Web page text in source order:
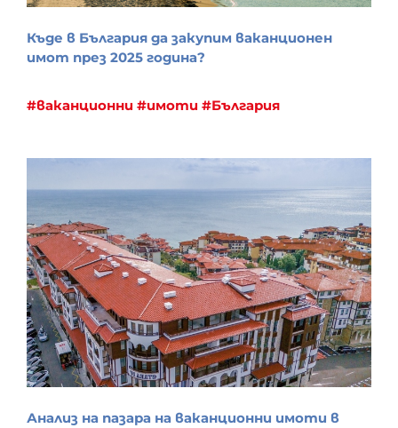
Къде в България да закупим ваканционен
имот през 2025 година?
#ваканционни #имоти #България
Анализ на пазара на ваканционни имоти в